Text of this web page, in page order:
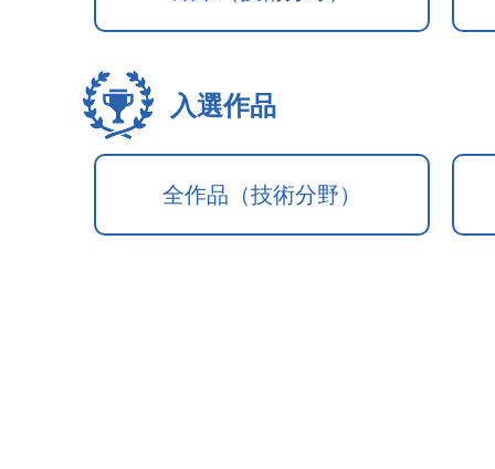
入選作品
全作品（技術分野）